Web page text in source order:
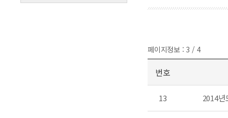
페이지정보 : 3 / 4
번호
13 2014년